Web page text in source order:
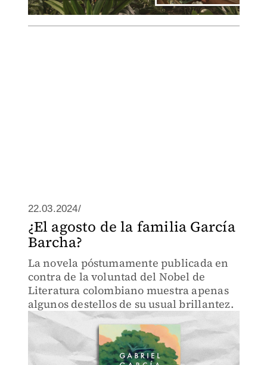
22.03.2024/
¿El agosto de la familia García
Barcha?
La novela póstumamente publicada en
contra de la voluntad del Nobel de
Literatura colombiano muestra apenas
algunos destellos de su usual brillantez.